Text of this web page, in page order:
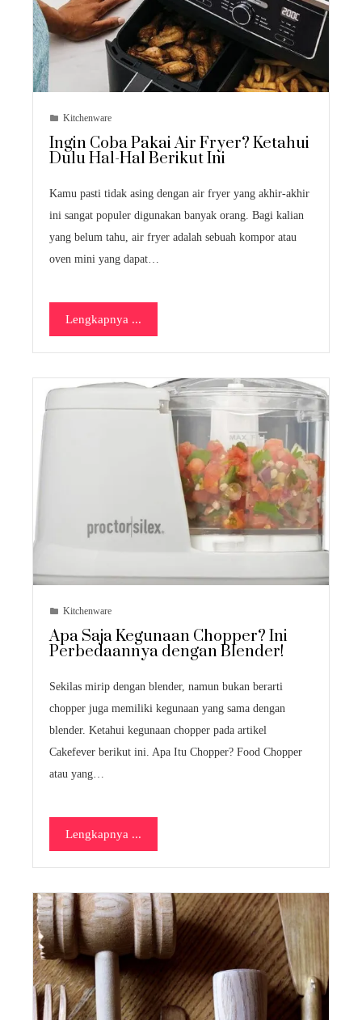
Kitchenware
Ingin Coba Pakai Air Fryer? Ketahui
Dulu Hal-Hal Berikut Ini
Kamu pasti tidak asing dengan air fryer yang akhir-akhir
ini sangat populer digunakan banyak orang. Bagi kalian
yang belum tahu, air fryer adalah sebuah kompor atau
oven mini yang dapat…
Lengkapnya ...
Kitchenware
Apa Saja Kegunaan Chopper? Ini
Perbedaannya dengan Blender!
Sekilas mirip dengan blender, namun bukan berarti
chopper juga memiliki kegunaan yang sama dengan
blender. Ketahui kegunaan chopper pada artikel
Cakefever berikut ini. Apa Itu Chopper? Food Chopper
atau yang…
Lengkapnya ...